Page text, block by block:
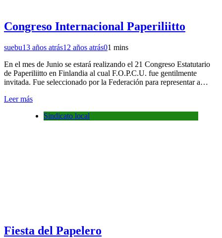
Congreso Internacional Paperiliitto
suebu13 años atrás12 años atrás01 mins
En el mes de Junio se estará realizando el 21 Congreso Estatutario
de Paperiliitto en Finlandia al cual F.O.P.C.U. fue gentilmente
invitada. Fue seleccionado por la Federación para representar a…
Leer más
Sindicato local
Fiesta del Papelero